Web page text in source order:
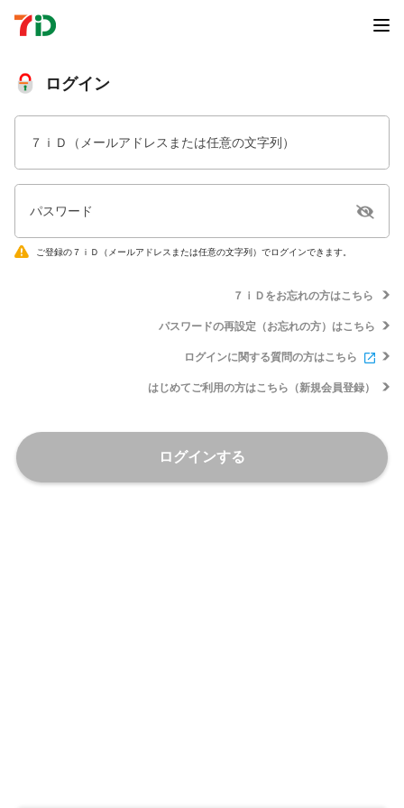
ログイン
７ｉＤ（メールアドレスまたは任意の文字列）
パスワード
ご登録の７ｉＤ（メールアドレスまたは任意の文字列）でログインできます。
７ｉＤをお忘れの方はこちら
パスワードの再設定（お忘れの方）はこちら
ログインに関する質問の方はこちら
はじめてご利用の方はこちら（新規会員登録）
ログインする